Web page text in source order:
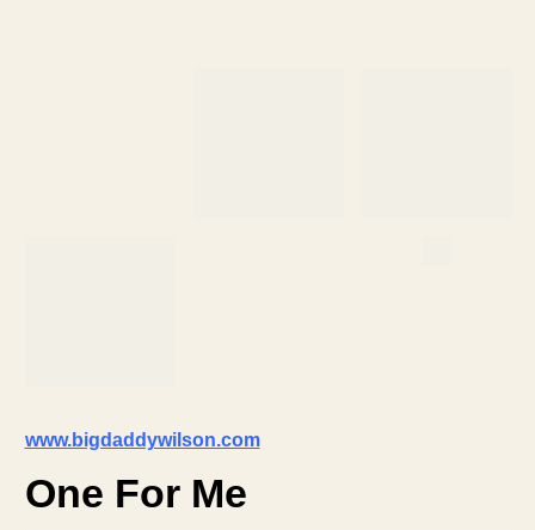
www.bigdaddywilson.com
One For Me